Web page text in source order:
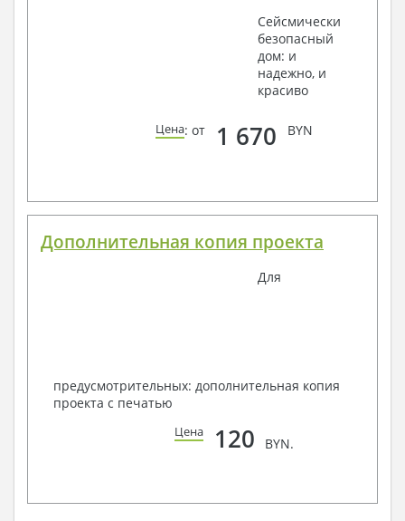
Сейсмически
безопасный
дом: и
надежно, и
красиво
Цена: от 1 670 BYN
Дополнительная копия проекта
Для
предусмотрительных: дополнительная копия
проекта с печатью
Цена 120 BYN.